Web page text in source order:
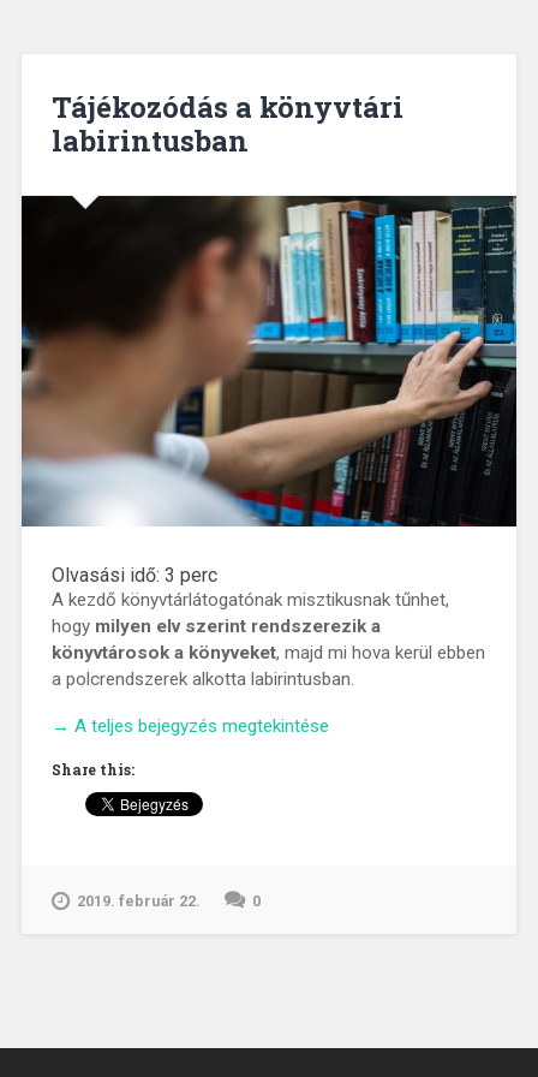
Tájékozódás a könyvtári
labirintusban
Olvasási idő: 3 perc
A kezdő könyvtárlátogatónak misztikusnak tűnhet,
hogy milyen elv szerint rendszerezik a
könyvtárosok a könyveket, majd mi hova kerül ebben
a polcrendszerek alkotta labirintusban.
„Tájékozódás
könyvtári
labirintusban”
→ A teljes bejegyzés megtekintése
Share this:
2019. február 22. 0